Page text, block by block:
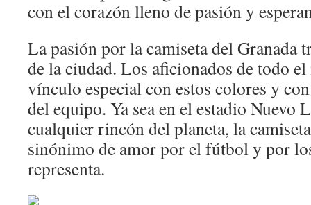
con el corazón lleno de pasión y
La pasión por la camiseta del Granada
de la ciudad. Los aficionados de todo
vínculo especial con estos colores y
del equipo. Ya sea en el estadio Nuevo
cualquier rincón del planeta, la
sinónimo de amor por el fútbol y por
representa.